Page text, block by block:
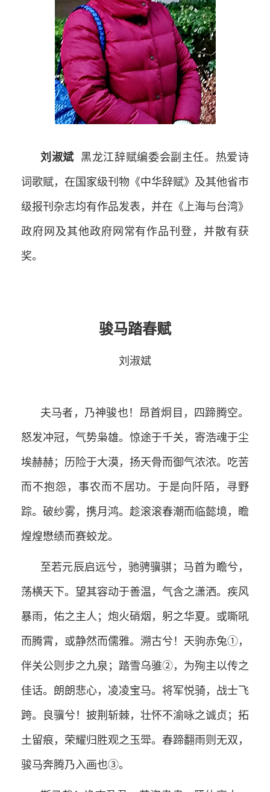
刘淑斌黑龙江辞赋编委会副主任。热爱诗
词歌赋，在国家级刊物《中华辞赋》及其他省市
级报刊杂志均有作品发表，并在《上海与台湾》
政府网及其他政府网常有作品刊登，并散有获
奖。
骏马踏春赋
刘淑斌
夫马者，乃神骏也！昂首炯目，四蹄腾空。
怒发冲冠，气势枭雄。惊途于千关，寄浩魂于尘
埃赫赫；历险于大漠，扬天骨而御气浓浓。吃苦
而不抱怨，事农而不居功。于是向阡陌，寻野
踪。破纱雾，携月鸿。趁滚滚春潮而临懿境，瞻
煌煌懋绩而赛蛟龙。
至若元辰启远兮，驰骋骥骐；马首为瞻兮，
荡横天下。望其容动于善温，气含之潇洒。疾风
暴雨，佑之主人；炮火硝烟，躬之华夏。或嘶吼
而腾霄，或静然而儒雅。溯古兮！天驹赤兔①，
伴关公则步之九泉；踏雪乌骓②，为殉主以传之
佳话。朗朗悲心，凌凌宝马。将军悦骑，战士飞
跨。良骥兮！披荆斩棘，壮怀不渝咏之诚贞；拓
土留痕，荣耀归胜观之玉斝。春蹄翻雨则无双，
骏马奔腾乃入画也③。